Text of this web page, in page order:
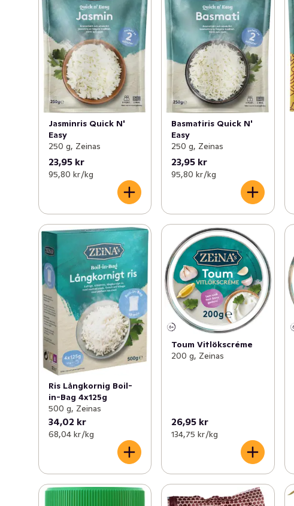
Jasminris Quick N'
Easy
250 g, Zeinas
23,95 kr
95,80 kr /kg
Basmatiris Quick N'
Easy
250 g, Zeinas
23,95 kr
95,80 kr /kg
Ris Långkornig Boil-
in-Bag 4x125g
500 g, Zeinas
34,02 kr
68,04 kr /kg
Toum Vitlökscréme
200 g, Zeinas
26,95 kr
134,75 kr /kg